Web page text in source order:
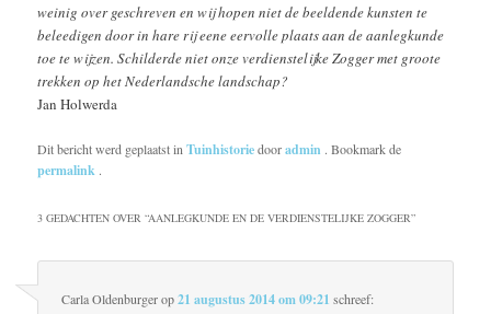
weinig over geschreven en wij hopen niet de beeldende kunsten te
beleedigen door in hare rij eene eervolle plaats aan de aanlegkunde
toe te wijzen. Schilderde niet onze verdienstelijke Zogger met groote
trekken op het Nederlandsche landschap?
Jan Holwerda
Dit bericht werd geplaatst inTuinhistoriedooradmin . Bookmark de
permalink .
3 GEDACHTEN OVER “AANLEGKUNDE EN DE VERDIENSTELIJKE ZOGGER”
Carla Oldenburgerop21 augustus 2014 om 09:21 schreef: